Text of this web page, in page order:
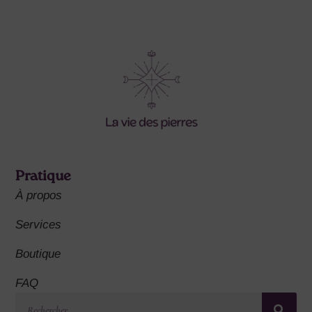
Pratique
À propos
Services
Boutique
FAQ